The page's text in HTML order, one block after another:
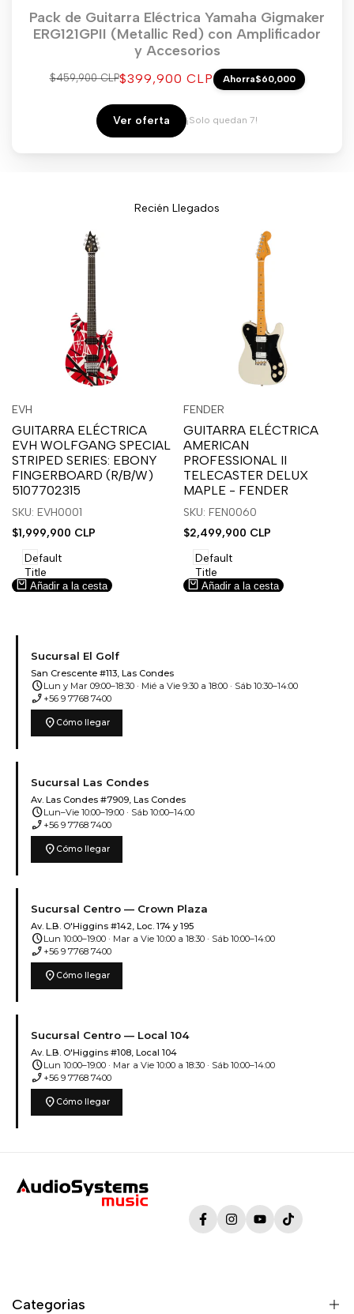
Pack de Guitarra Eléctrica Yamaha Gigmaker
ERG121GPII (Metallic Red) con Amplificador
y Accesorios
Precio
$459,900 CLPPrecio
venta
$399,900 CLP Ahorra$60,000
Ver oferta ¡Solo quedan 7!
Recién Llegados
sesión
para
usar
la
lista
deseos.
para
usar
Compare
Proveedor:
EVH
GUITARRA ELÉCTRICA
EVH WOLFGANG SPECIAL
STRIPED SERIES: EBONY
FINGERBOARD (R/B/W)
5107702315
SKU: EVH0001
Precio
venta
$1,999,900 CLP
Default
Title
Añadir a la cesta
sesión
para
usar
la
lista
deseos.
sesión
para
usar
Compare
Vista
Proveedor:
FENDER
GUITARRA ELÉCTRICA
AMERICAN
PROFESSIONAL II
TELECASTER DELUX
MAPLE - FENDER
SKU: FEN0060
Precio
venta
$2,499,900 CLP
Default
Title
Añadir a la cesta
Sucursal El Golf
San Crescente #113, Las Condes
scheduleLun y Mar 09:00–18:30 · Mié a Vie 9:30 a 18:00 · Sáb 10:30–14:00
phone_enabled +56 9 7768 7400
location_on Cómo llegar
Sucursal Las Condes
Av. Las Condes #7909, Las Condes
scheduleLun–Vie 10:00–19:00 · Sáb 10:00–14:00
phone_enabled +56 9 7768 7400
location_on Cómo llegar
Sucursal Centro — Crown Plaza
Av. L.B. O'Higgins #142, Loc. 174 y 195
scheduleLun 10:00–19:00 · Mar a Vie 10:00 a 18:30 · Sáb 10:00–14:00
phone_enabled +56 9 7768 7400
location_on Cómo llegar
Sucursal Centro — Local 104
Av. L.B. O'Higgins #108, Local 104
scheduleLun 10:00–19:00 · Mar a Vie 10:00 a 18:30 · Sáb 10:00–14:00
phone_enabled +56 9 7768 7400
location_on Cómo llegar
FacebookInstagramYouTubeTikTok
Categorias